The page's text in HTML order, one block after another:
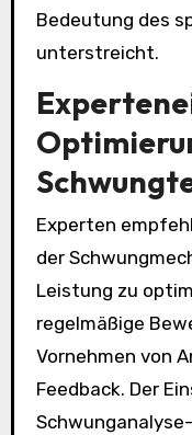
Bedeutung des
unterstreicht.
Experten
der
Leistung zu
regelmäßige
Vornehmen von
Feedback. Der